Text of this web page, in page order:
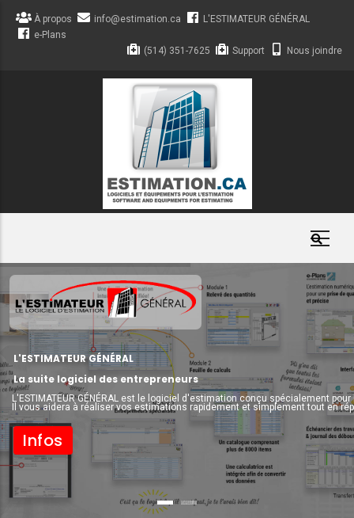
Aller
À propos info@estimation.ca
L'ESTIMATEUR GÉNÉRAL
e-Plans
(514) 351-7625
Support Nous joindre
L'ESTIMATEUR GÉNÉRAL
La suite logiciel des entrepreneurs
L'ESTIMATEUR GÉNÉRAL est le logiciel d'estimation conçu spécialement
Il vous aidera à réaliser vos estimations rapidement et simplement tout en
Infos